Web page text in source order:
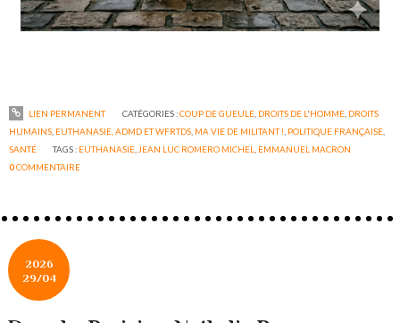
LIEN PERMANENT CATÉGORIES :COUP DE GUEULE, DROITS DE L'HOMME, DROITS
HUMAINS EUTHANASIE, ADMD ET WFRTDS MA VIE DE MILITANT ! POLITIQUE FRANÇAISE
SANTÉ
TAGS : EUTHANASIE JEAN LUC ROMERO MICHEL
EMMANUEL MACRON
0COMMENTAIRE
2026
29/04